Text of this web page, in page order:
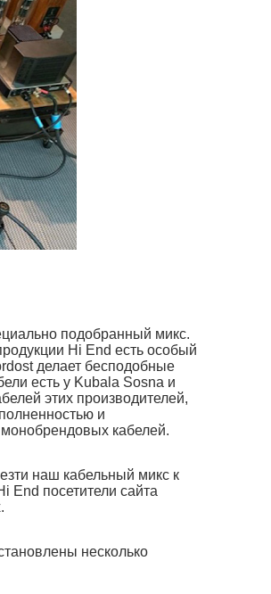
подобранный микс.
Hi End есть особый
делает бесподобные
есть у Kubala Sosna и
этих производителей,
и
монобрендовых кабелей.
наш кабельный микс к
End посетители сайта
несколько